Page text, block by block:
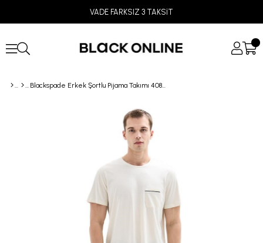
VADE FARKSIZ 3 TAKSİT
Blackspade Erkek Şortlu Pijama Takımı 40872